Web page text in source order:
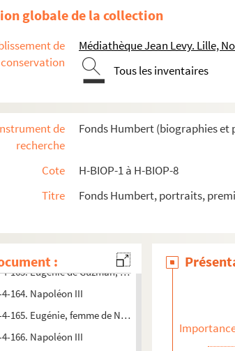
globale de la collection
de
conservation
Médiathèque Jean Levy. Lille,
Tous les inventaires
de
recherche
Fonds Humbert (biographies
Cote
H-BIOP-1 à H-BIOP-8
Titre
Fonds Humbert, portraits,
:
4-151. Pauline Bonaparte
4-153. Buste de la princesse Camille Borghèse, née
4-157. Prince Victor
4-158. Napoléon divers dont Jérôme Bonaparte
4-162. Princesse Laeticia, fille de Jérôme Bonaparte
163. Eugénie de Guzman, dite Eugénie de Montijo
164. Napoléon III
165. Eugénie, femme de Napoléon III
166. Napoléon III